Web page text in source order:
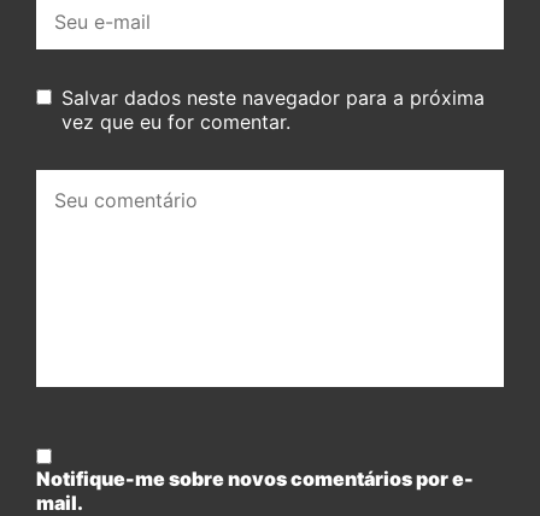
mail:
Salvar dados neste navegador para a próxima
vez que eu for comentar.
comentário:
Notifique-me sobre novos comentários por e-
mail.